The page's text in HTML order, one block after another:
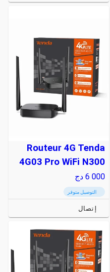
Routeur 4G Tenda
4G03 Pro WiFi N300
6 000 دج
التوصيل متوفر
إتصال